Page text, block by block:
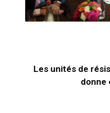
Les unités de
donne